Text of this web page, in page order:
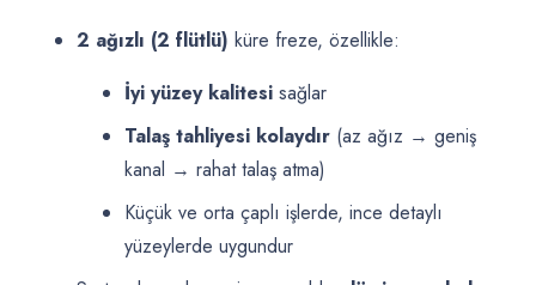
2 ağızlı (2 flütlü) küre freze, özellikle:
İyi yüzey kalitesi sağlar
Talaş tahliyesi kolaydır (az ağız → geniş
kanal → rahat talaş atma)
Küçük ve orta çaplı işlerde, ince detaylı
yüzeylerde uygundur